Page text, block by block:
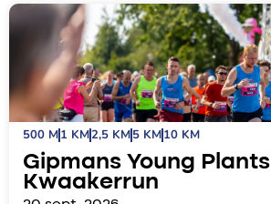
500 M1 KM2,5 KM5 KM10 KM
Gipmans Young Plants
Kwaakerrun